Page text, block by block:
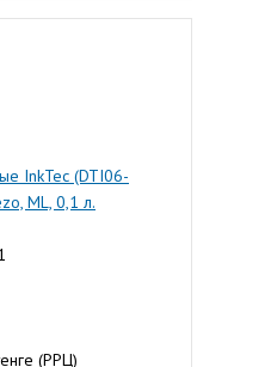
InkTec (DTI06-
ML, 0,1 л.
(РРЦ)